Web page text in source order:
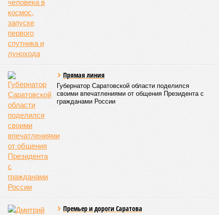
Прямая линия
Губернатор Саратовской области поделился
своими впечатлениями от общения Президента с
гражданами России
Премьер и дороги Саратова